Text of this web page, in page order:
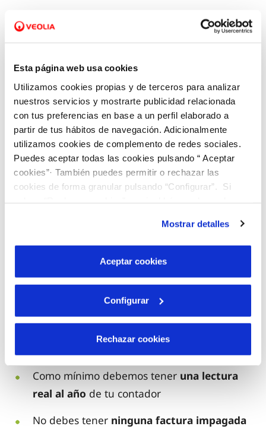
Esta página web usa cookies
Utilizamos cookies propias y de terceros para analizar
nuestros servicios y mostrarte publicidad relacionada
con tus preferencias en base a un perfil elaborado a
partir de tus hábitos de navegación. Adicionalmente
utilizamos cookies de complemento de redes sociales.
Puedes aceptar todas las cookies pulsando “ Aceptar
cookies”· También puedes permitir o rechazar las
cookies de forma granular pulsando “Configurar”. Si
son indispensables para que el sitio web funcione y que
por tanto no se pueden desactivar. Puedes consultar
más información en nuestraPolítica de Cookies
Mostrar detalles
Aceptar cookies
Configurar
Rechazar cookies
¿Qué ventajas tiene?
Mejorplanificación de los gastos familiares
de forma mensual y sin sobresaltos
Tú eliges el día de pagodel mes que quieres
pagar tu cuota mensual
Pago fraccionado, en caso de que en la
regularización el importe a pagar sea superior
meses sin coste adicional para regularizarlo
¿Qué requisitos tengo que
cumplir?
Como mínimo debemos tener una lectura
real al año de tu contador
No debes tener ninguna factura impagada